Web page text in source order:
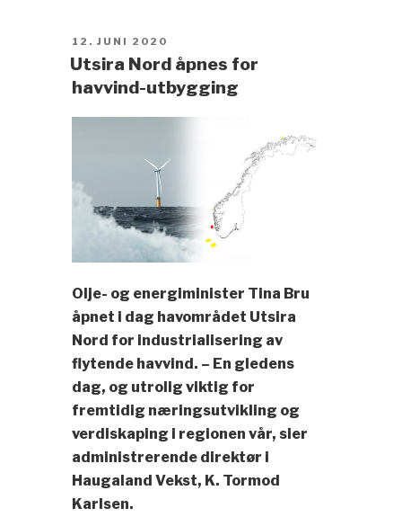
POSTED
ON
12. JUNI 2020
Utsira Nord åpnes for
havvind-utbygging
Olje- og energiminister Tina Bru
åpnet i dag havområdet Utsira
Nord for industrialisering av
flytende havvind. – En gledens
dag, og utrolig viktig for
fremtidig næringsutvikling og
verdiskaping i regionen vår, sier
administrerende direktør i
Haugaland Vekst, K. Tormod
Karlsen.